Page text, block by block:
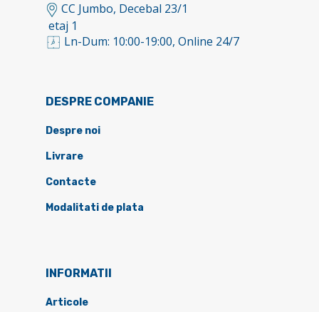
CC Jumbo, Decebal 23/1
etaj 1
Ln-Dum: 10:00-19:00, Online 24/7
DESPRE COMPANIE
Despre noi
Livrare
Contacte
Modalitati de plata
INFORMATII
Articole